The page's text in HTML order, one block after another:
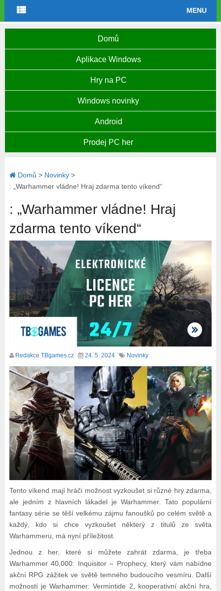
MENU
Domů
Aplikace Windows
Hry na PC
Windows novinky
Android
Prodej PC her
Domů > Novinky>
: „Warhammer vládne! Hraj zdarma tento víkend“
: „Warhammer vládne! Hraj
zdarma tento víkend“
Redakce TBgames.cz 24. 5. 2024 Novinky
Tento víkend mají hráči možnost vyzkoušet si různé hry zdarma,
ale jedním z hlavních lákadel je Warhammer. Tato populární
fantasy série se těší velkému zájmu fanoušků po celém světě a
každý, kdo si chce vyzkoušet některý z titulů ze světa
Warhammeru, má nyní příležitost.
Jednou z her, které si můžete zahrát zdarma, je třeba
Warhammer 40,000: Inquisitor – Prophecy, který vám nabídne
akční RPG zážitek ve světě temného budoucího vesmíru. Další
možností je Warhammer: Vermintide 2, kooperativní akční hra,